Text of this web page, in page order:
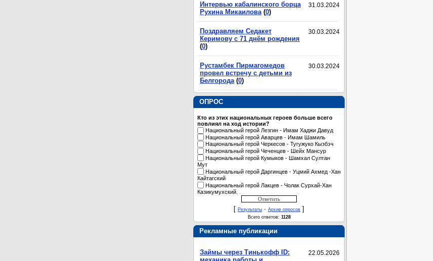
31.03.2024
Интервью кабалинского борца
Рухина Микаилова (0)
30.03.2024
Поздравляем Седакет
Керимову с 71 днём рождения
(0)
30.03.2024
Рустамбек Пирмагомедов
провел встречу с детьми из
Белгорода (0)
ОПРОС
Кто из этих национальных героев больше всего
повлиял на ход истории?
Национальный герой Лезгин - Имам Хаджи Давуд
Национальный герой Аварцев - Имам Шамиль
Национальный герой Черкесов - Тугужуко Кызбэч
Национальный герой Чеченцев - Шейх Мансур
Национальный герой Кумыков - Шамхал Султан
Мут
Национальный герой Даргинцев - Уцмий Ахмед -Хан
Кайтагский
Национальный герой Лакцев - Чолак Сурхай-Хан
Казикумухский.
[ Результаты · Архив опросов ]
Всего ответов: 1128
Рекламные публикации
22.05.2026
Займы через Тинькофф ID: